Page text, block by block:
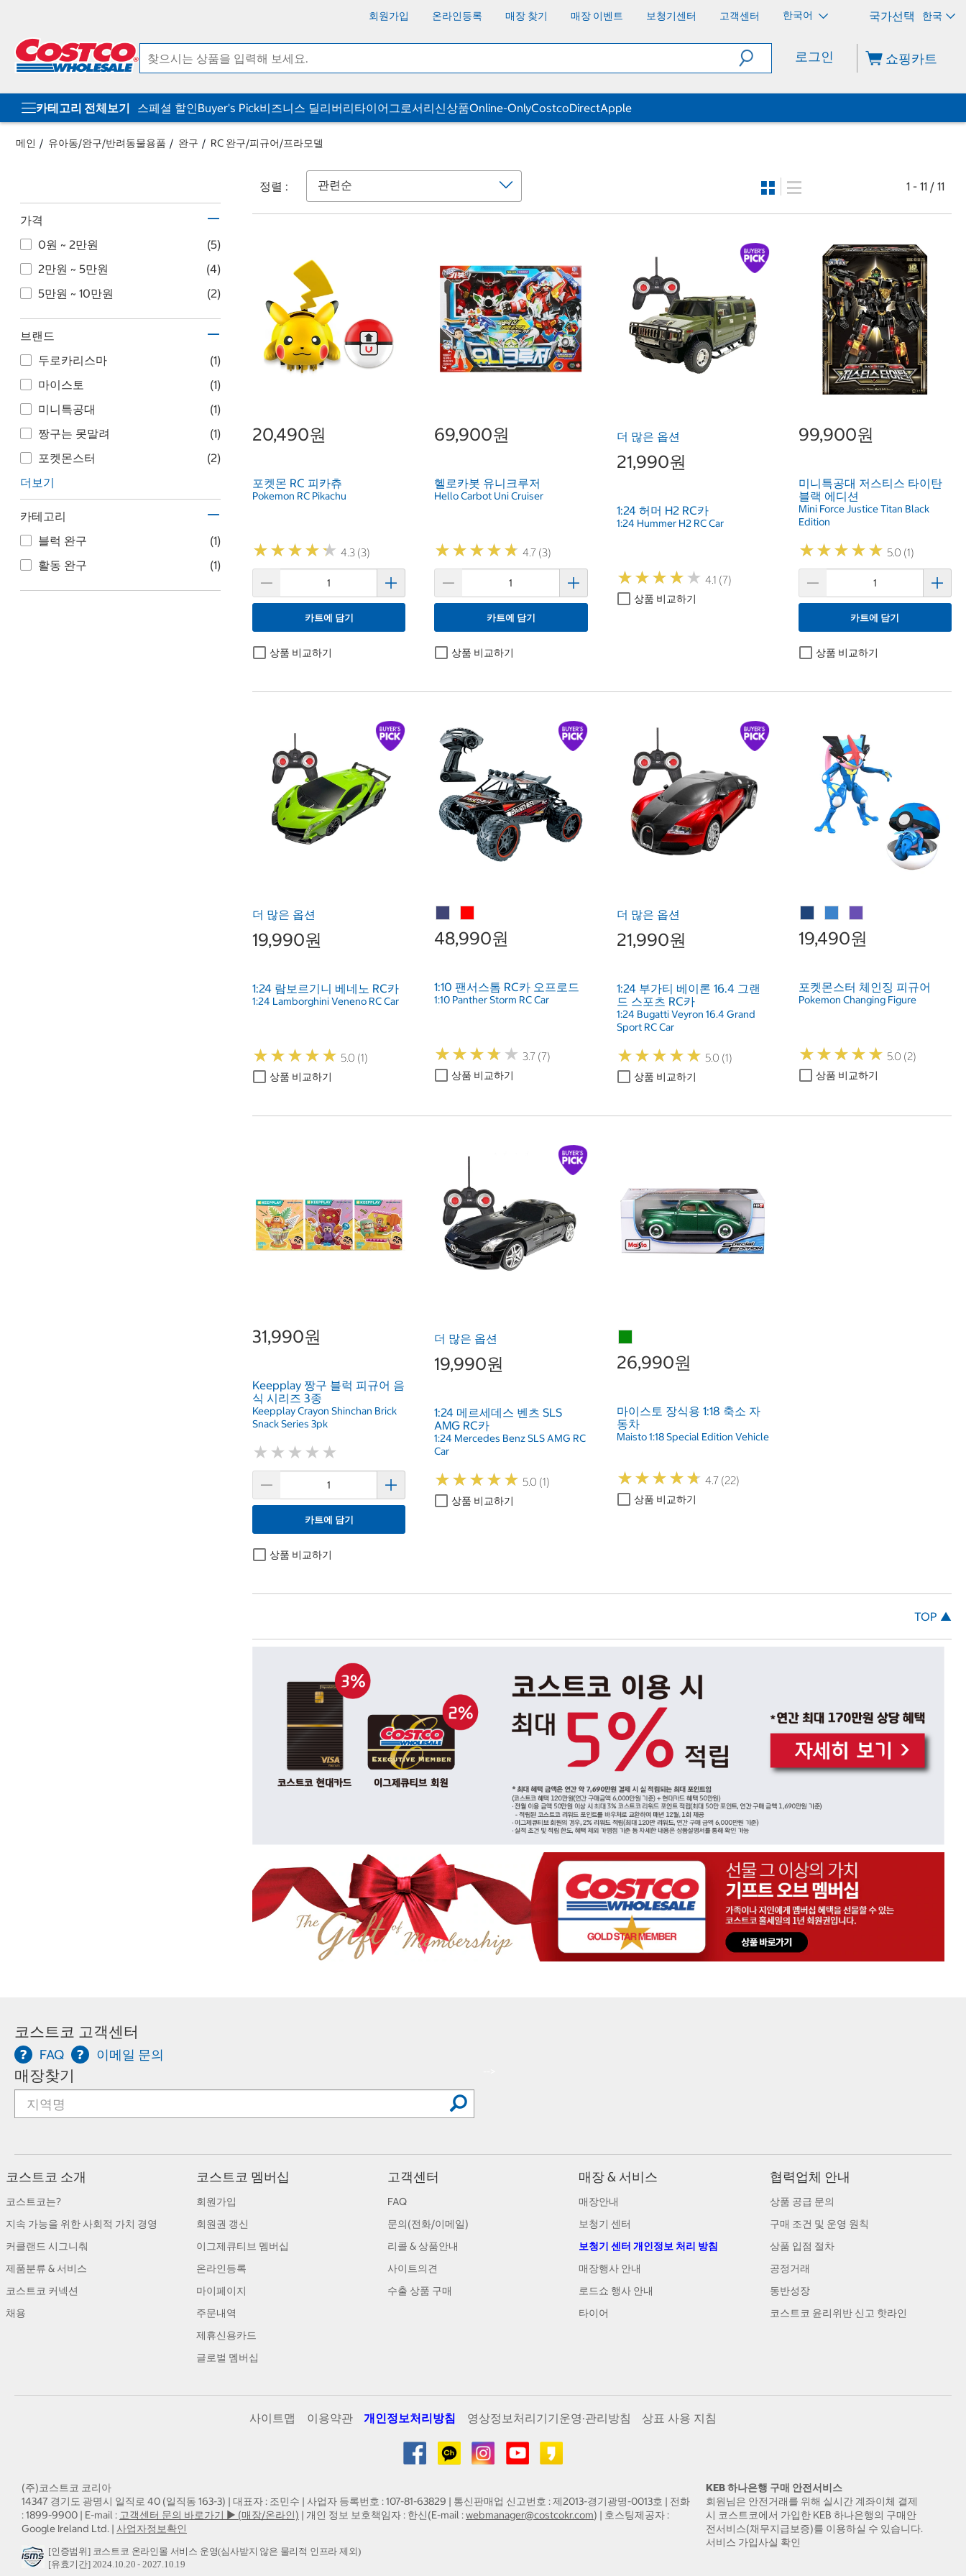
회원가입 온라인등록 매장 찾기 매장 이벤트 보청기센터 고객센터 한국어 한국
로그인 쇼핑카트
카테고리 전체보기 스페셜 할인Buyer's Pick비즈니스 딜리버리타이어그로서리신상품Online-OnlyCostcoDirectApple
메인 유아동/완구/반려동물용품 완구 RC 완구/피규어/프라모델
가격
0원 ~ 2만원
(5)
2만원 ~ 5만원
(4)
5만원 ~ 10만원
(2)
브랜드
두로카리스마
(1)
마이스토
(1)
미니특공대
(1)
짱구는 못말려
(1)
포켓몬스터
(2)
더보기
카테고리
블럭 완구
(1)
활동 완구
(1)
정렬 : 1 - 11 / 11
20,490원
포켓몬 RC 피카츄
Pokemon RC Pikachu
★★★★★
★★★★★ 4.3 (3)
카트에 담기
상품 비교하기
69,900원
헬로카봇 유니크루저
Hello Carbot Uni Cruiser
★★★★★
★★★★★ 4.7 (3)
카트에 담기
상품 비교하기
더 많은 옵션
21,990원
1:24 허머 H2 RC카
1:24 Hummer H2 RC Car
★★★★ ★
★★★★ ★ 4.1 (7)
상품 비교하기
99,900원
미니특공대 저스티스 타이탄
블랙 에디션
Mini Force Justice Titan Black
Edition
★★★★★
★★★★★ 5.0 (1)
카트에 담기
상품 비교하기
더 많은 옵션
19,990원
1:24 람보르기니 베네노 RC카
1:24 Lamborghini Veneno RC Car
★★★★★
★★★★★ 5.0 (1)
상품 비교하기
48,990원
1:10 팬서스톰 RC카 오프로드
1:10 Panther Storm RC Car
★★★★ ★
★★★★ ★ 3.7 (7)
상품 비교하기
더 많은 옵션
21,990원
1:24 부가티 베이론 16.4 그랜
드 스포츠 RC카
1:24 Bugatti Veyron 16.4 Grand
Sport RC Car
★★★★★
★★★★★ 5.0 (1)
상품 비교하기
19,490원
포켓몬스터 체인징 피규어
Pokemon Changing Figure
★★★★★
★★★★★ 5.0 (2)
상품 비교하기
31,990원
Keepplay 짱구 블럭 피규어 음
식 시리즈 3종
Keepplay Crayon Shinchan Brick
Snack Series 3pk
★ ★ ★ ★ ★
★ ★ ★ ★ ★
카트에 담기
상품 비교하기
더 많은 옵션
19,990원
1:24 메르세데스 벤츠 SLS
AMG RC카
1:24 Mercedes Benz SLS AMG RC
Car
★★★★★
★★★★★ 5.0 (1)
상품 비교하기
26,990원
마이스토 장식용 1:18 축소 자
동차
Maisto 1:18 Special Edition Vehicle
★★★★★
★★★★★ 4.7 (22)
상품 비교하기
TOP ▲
코스트코 고객센터
FAQ 이메일 문의
매장찾기
코스트코 소개
코스트코는?
지속 가능을 위한 사회적 가치 경영
커클랜드 시그니춰
제품분류 & 서비스
코스트코 커넥션
채용
코스트코 멤버십
회원가입
회원권 갱신
이그제큐티브 멤버십
온라인등록
마이페이지
주문내역
제휴신용카드
글로벌 멤버십
고객센터
FAQ
문의(전화/이메일)
리콜 & 상품안내
사이트의견
수출 상품 구매
매장 & 서비스
매장안내
보청기 센터
보청기 센터 개인정보 처리 방침
매장행사 안내
로드쇼 행사 안내
타이어
협력업체 안내
상품 공급 문의
구매 조건 및 운영 원칙
상품 입점 절차
공정거래
동반성장
코스트코 윤리위반 신고 핫라인
사이트맵 이용약관 개인정보처리방침 영상정보처리기기운영·관리방침 상표 사용 지침
(주)코스트코 코리아
14347 경기도 광명시 일직로 40 (일직동 163-3) | 대표자 : 조민수 | 사업자 등록번호 : 107-81-63829 | 통신판매업 신고번호 : 제2013-경기광명-0013호 | 전화
: 1899-9900 | E-mail : 고객센터 문의 바로가기 ▶ (매장/온라인) | 개인 정보 보호책임자 : 한신(E-mail :webmanager@costcokr.com) | 호스팅제공자 :
Google Ireland Ltd. | 사업자정보확인
[인증범위] 코스트코 온라인몰 서비스 운영(심사받지 않은 물리적 인프라 제외)
[유효기간] 2024.10.20 - 2027.10.19
KEB 하나은행 구매 안전서비스
회원님은 안전거래를 위해 실시간 계좌이체 결제
시 코스트코에서 가입한 KEB 하나은행의 구매안
전서비스(채무지급보증)를 이용하실 수 있습니다.
서비스 가입사실 확인